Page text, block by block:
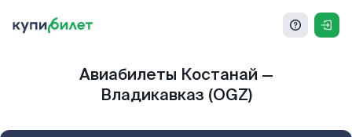
Авиабилеты Костанай —
Владикавказ (OGZ)